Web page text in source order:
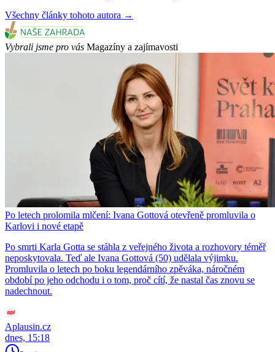
Všechny články tohoto autora →
Vybrali jsme pro vás Magazíny a zajímavosti
Po letech prolomila mlčení: Ivana Gottová otevřeně promluvila o
Karlovi i nové etapě
Po smrti Karla Gotta se stáhla z veřejného života a rozhovory téměř
neposkytovala. Teď ale Ivana Gottová (50) udělala výjimku.
Promluvila o letech po boku legendárního zpěváka, náročném
období po jeho odchodu i o tom, proč cítí, že nastal čas znovu se
nadechnout.
Aplausin.cz
dnes, 15:18